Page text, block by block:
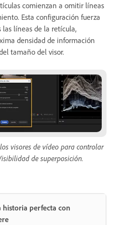
comienzan a omitir líneas
Esta configuración fuerza
las líneas de la retícula,
densidad de información
tamaño del visor.
visores de vídeo para controlar
de superposición.
historia perfecta con